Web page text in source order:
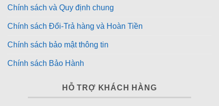
Chính sách và Quy định chung
Chính sách Đổi-Trả hàng và Hoàn Tiền
Chính sách bảo mật thông tin
Chính sách Bảo Hành
HỖ TRỢ KHÁCH HÀNG